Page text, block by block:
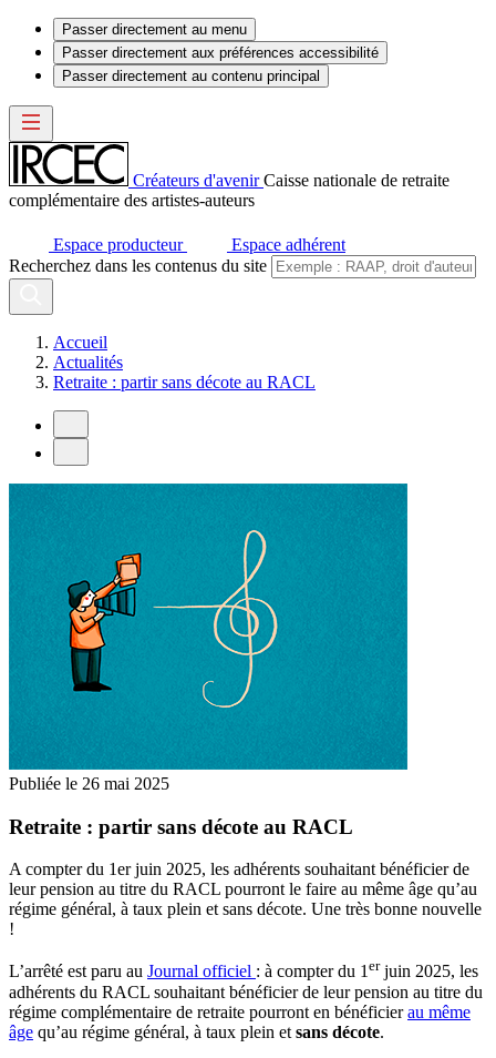
Passer directement au menu
Passer directement aux préférences accessibilité
Passer directement au contenu principal
Créateurs d'avenir Caisse nationale de retraite
complémentaire des artistes-auteurs
Espace producteur
Espace adhérent
Recherchez dans les contenus du site
Accueil
Actualités
Retraite : partir sans décote au RACL
Publiée le 26 mai 2025
Retraite : partir sans décote au RACL
A compter du 1er juin 2025, les adhérents souhaitant bénéficier de
leur pension au titre du RACL pourront le faire au même âge qu’au
régime général, à taux plein et sans décote. Une très bonne nouvelle
!
L’arrêté est paru au Journal officiel : à compter du 1erjuin 2025, les
adhérents du RACL souhaitant bénéficier de leur pension au titre du
régime complémentaire de retraite pourront en bénéficierau même
âge qu’au régime général, à taux plein et sans décote.